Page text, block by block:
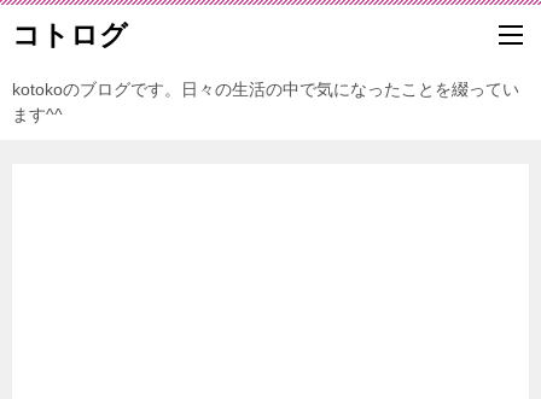
コトログ
kotokoのブログです。日々の生活の中で気になったことを綴ってい
ます^^